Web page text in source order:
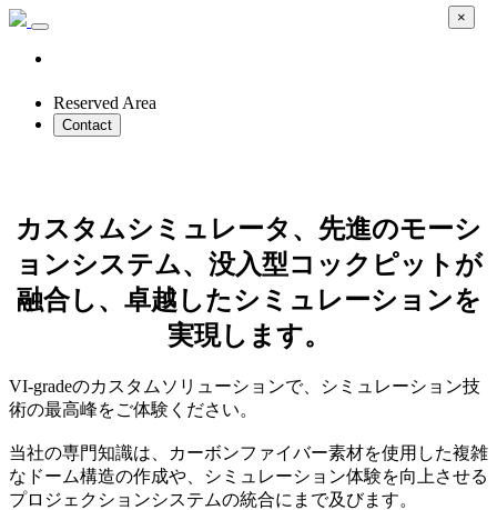
Reserved Area
Contact
カスタムシミュレータ、先進のモーシ
ョンシステム、没入型コックピットが
融合し、卓越したシミュレーションを
実現します。
VI-gradeのカスタムソリューションで、シミュレーション技
術の最高峰をご体験ください。
当社の専門知識は、カーボンファイバー素材を使用した複雑
なドーム構造の作成や、シミュレーション体験を向上させる
プロジェクションシステムの統合にまで及びます。
×